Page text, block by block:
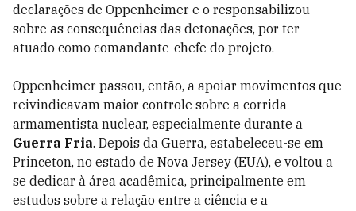
declarações de Oppenheimer e o responsabilizou
sobre as consequências das detonações, por ter
atuado como comandante-chefe do projeto.
Oppenheimer passou, então, a apoiar movimentos que
reivindicavam maior controle sobre a corrida
armamentista nuclear, especialmente durante a
Guerra Fria. Depois da Guerra, estabeleceu-se em
Princeton, no estado de Nova Jersey (EUA), e voltou a
se dedicar à área acadêmica, principalmente em
estudos sobre a relação entre a ciência e a